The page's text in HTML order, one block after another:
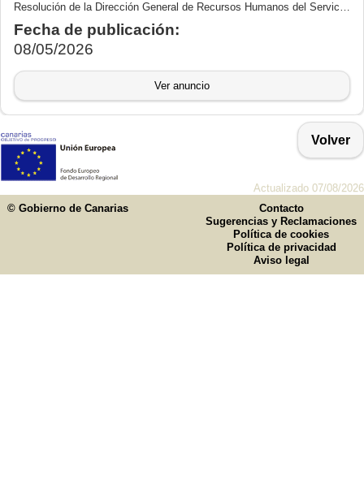
Resolución de la Dirección General de Recursos Humanos del Servicio Canario de la Salud, que aprueba los resultados de la fase de oposición del proceso selectivo para la estabilización del empleo temporal (concurso oposición),de la categoría de: Técnica/o Titulada/o Superior Jurídico.
Fecha de publicación:
08/05/2026
Ver anuncio
Volver
Actualizado 07/08/2026
© Gobierno de Canarias
Contacto
Sugerencias y Reclamaciones
Política de cookies
Política de privacidad
Aviso legal